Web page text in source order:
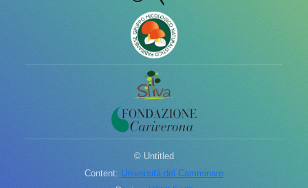
© Untitled
Content: Università del Camminare